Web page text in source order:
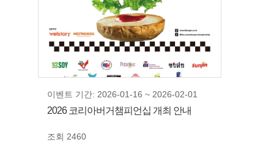
이벤트 기간: 2026-01-16 ~ 2026-02-01
2026 코리아버거챔피언십 개최 안내
조회 2460